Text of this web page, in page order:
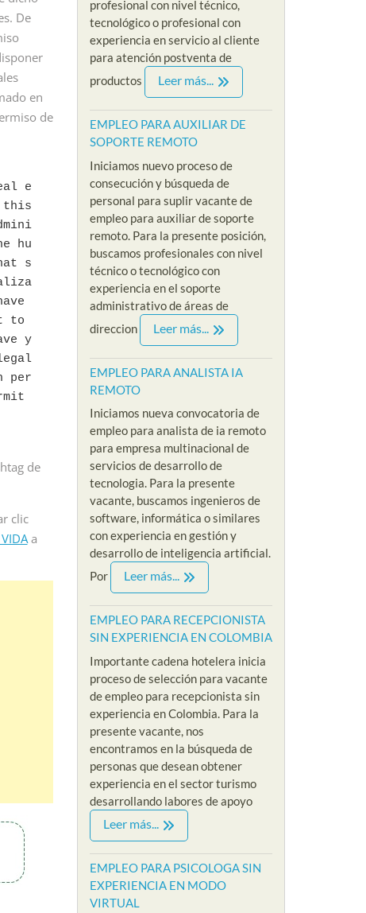
De
en
de
e
this
hu
s
to
y
per
de
clic
a
profesional con nivel técnico,
tecnológico o profesional con
experiencia en servicio al cliente
para atención postventa de
productos
Leer más...
EMPLEO PARA AUXILIAR DE
SOPORTE REMOTO
Iniciamos nuevo proceso de
consecución y búsqueda de
personal para suplir vacante de
empleo para auxiliar de soporte
remoto. Para la presente posición,
buscamos profesionales con nivel
técnico o tecnológico con
experiencia en el soporte
administrativo de áreas de
direccion
Leer más...
EMPLEO PARA ANALISTA IA
REMOTO
Iniciamos nueva convocatoria de
empleo para analista de ia remoto
para empresa multinacional de
servicios de desarrollo de
tecnologia. Para la presente
vacante, buscamos ingenieros de
software, informática o similares
con experiencia en gestión y
desarrollo de inteligencia artificial.
Por
Leer más...
EMPLEO PARA RECEPCIONISTA
SIN EXPERIENCIA EN COLOMBIA
Importante cadena hotelera inicia
proceso de selección para vacante
de empleo para recepcionista sin
experiencia en Colombia. Para la
presente vacante, nos
encontramos en la búsqueda de
personas que desean obtener
experiencia en el sector turismo
desarrollando labores de apoyo
Leer más...
EMPLEO PARA PSICOLOGA SIN
EXPERIENCIA EN MODO
VIRTUAL
de selección
de empleo para
sin experiencia
Iniciamos nueva convocatoria
y proceso de reclutamiento
acerca de nuestra nueva
vacante de empleo para
psicologa sin...